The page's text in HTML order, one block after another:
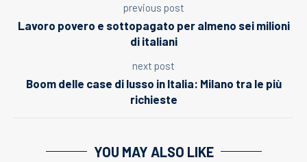
previous post
Lavoro povero e sottopagato per almeno sei milioni
di italiani
next post
Boom delle case di lusso in Italia: Milano tra le più
richieste
YOU MAY ALSO LIKE